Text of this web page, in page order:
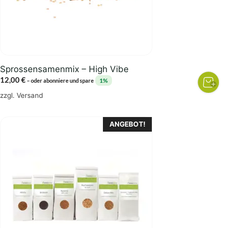
Sprossensamenmix – High Vibe
12,00€ –oder abonniere und spare 1%
zzgl. Versand
ANGEBOT!